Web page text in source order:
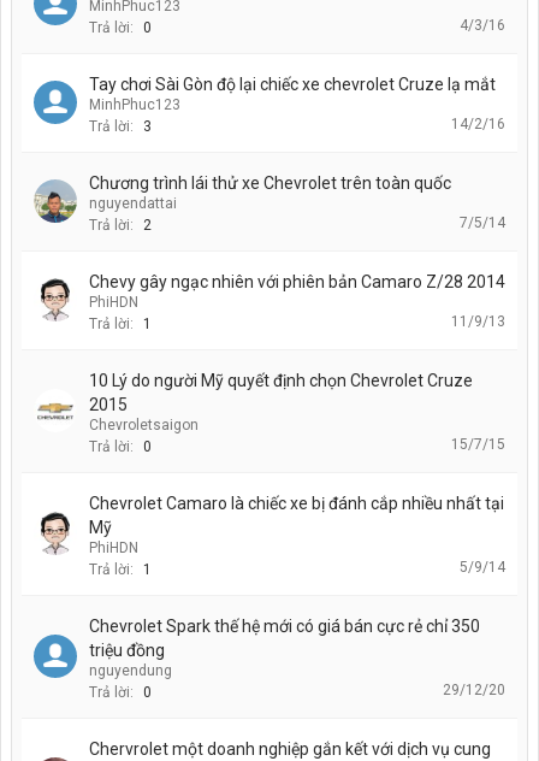
MinhPhuc123
Trả lời:
0 4/3/16
Tay chơi Sài Gòn độ lại chiếc xe chevrolet Cruze lạ mắt
MinhPhuc123
Trả lời:
3 14/2/16
Chương trình lái thử xe Chevrolet trên toàn quốc
nguyendattai
Trả lời:
2 7/5/14
Chevy gây ngạc nhiên với phiên bản Camaro Z/28 2014
PhiHDN
Trả lời:
1 11/9/13
10 Lý do người Mỹ quyết định chọn Chevrolet Cruze
2015
Chevroletsaigon
Trả lời:
0 15/7/15
Chevrolet Camaro là chiếc xe bị đánh cắp nhiều nhất tại
Mỹ
PhiHDN
Trả lời:
1 5/9/14
Chevrolet Spark thế hệ mới có giá bán cực rẻ chỉ 350
triệu đồng
nguyendung
Trả lời:
0 29/12/20
Chervrolet một doanh nghiệp gắn kết với dịch vụ cung